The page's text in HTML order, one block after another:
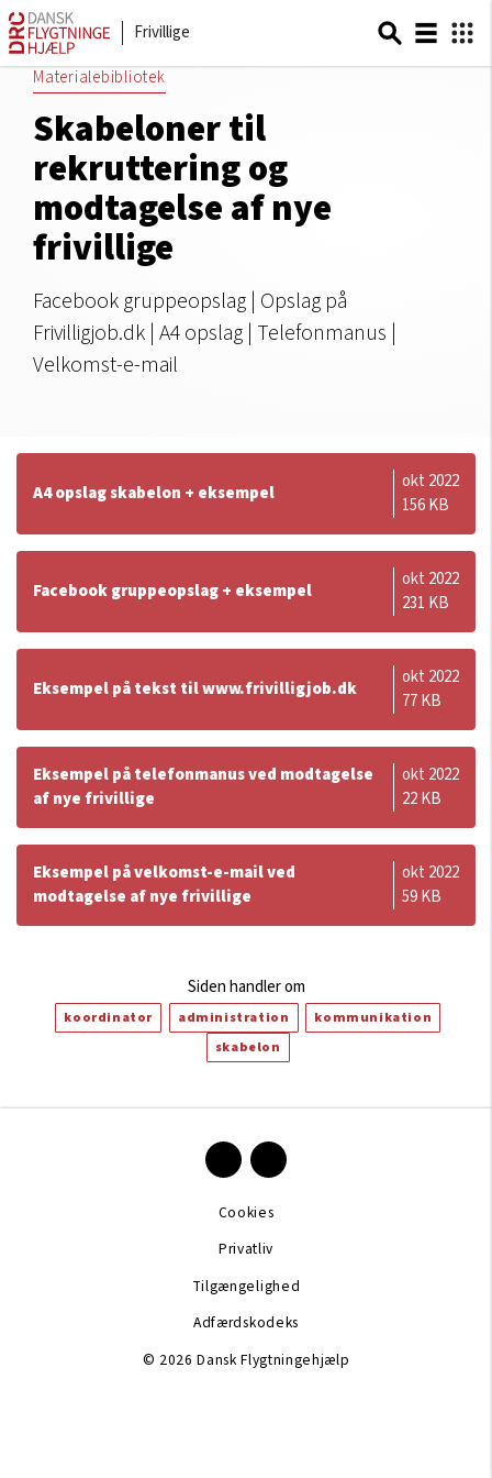
Frivillige
Materialebibliotek
Skabeloner til
rekruttering og
modtagelse af nye
frivillige
Facebook gruppeopslag | Opslag på
Frivilligjob.dk | A4 opslag | Telefonmanus |
Velkomst-e-mail
A4 opslag skabelon + eksempel
okt 2022
156 KB
Facebook gruppeopslag + eksempel
okt 2022
231 KB
Eksempel på tekst til www.frivilligjob.dk
okt 2022
77 KB
Eksempel på telefonmanus ved modtagelse
af nye frivillige
okt 2022
22 KB
Eksempel på velkomst-e-mail ved
modtagelse af nye frivillige
okt 2022
59 KB
Siden handler om
koordinator administration
kommunikation
skabelon
© 2026 Dansk Flygtningehjælp
Cookies
Privatliv
Tilgængelighed
Adfærdskodeks